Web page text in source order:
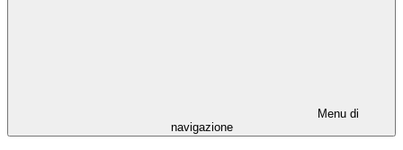
Menu di
navigazione